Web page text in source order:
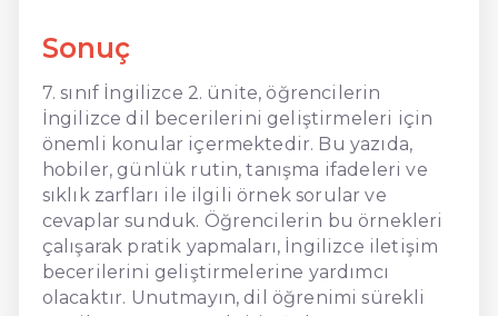
Sonuç
7. sınıf İngilizce 2. ünite, öğrencilerin
İngilizce dil becerilerini geliştirmeleri için
önemli konular içermektedir. Bu yazıda,
hobiler, günlük rutin, tanışma ifadeleri ve
sıklık zarfları ile ilgili örnek sorular ve
cevaplar sunduk. Öğrencilerin bu örnekleri
çalışarak pratik yapmaları, İngilizce iletişim
becerilerini geliştirmelerine yardımcı
olacaktır. Unutmayın, dil öğrenimi sürekli